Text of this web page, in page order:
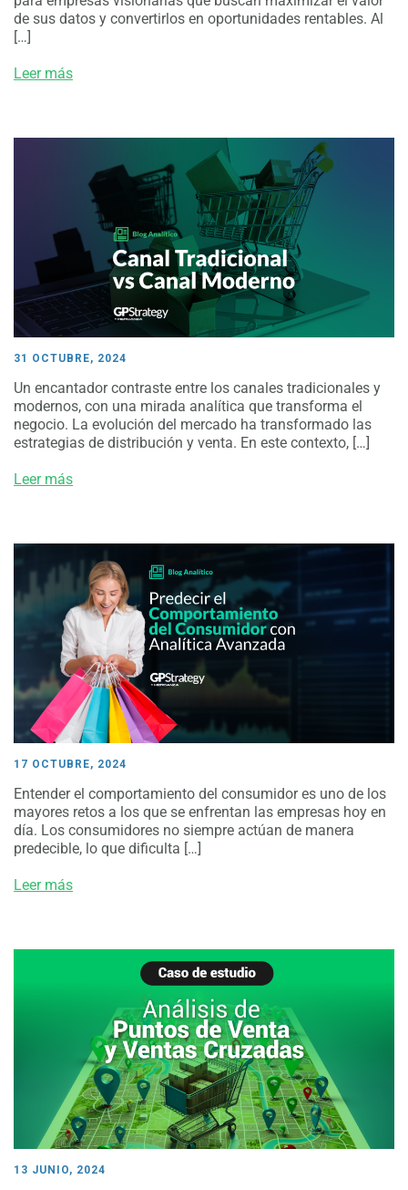
de sus datos y convertirlos en oportunidades rentables. Al
[…]
Leer más
31 OCTUBRE, 2024
Un encantador contraste entre los canales tradicionales y
modernos, con una mirada analítica que transforma el
negocio. La evolución del mercado ha transformado las
estrategias de distribución y venta. En este contexto, […]
Leer más
17 OCTUBRE, 2024
Entender el comportamiento del consumidor es uno de los
mayores retos a los que se enfrentan las empresas hoy en
día. Los consumidores no siempre actúan de manera
predecible, lo que dificulta […]
Leer más
13 JUNIO, 2024